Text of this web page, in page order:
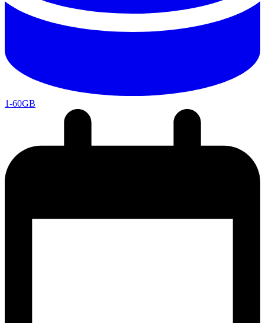
1-60GB